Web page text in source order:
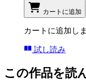
カートに追加
カートに追加し
試し読み
この作品を読